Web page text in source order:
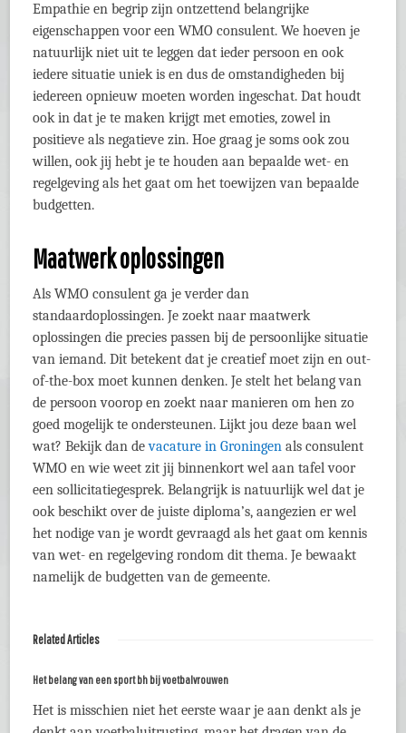
Empathie en begrip zijn ontzettend belangrijke
eigenschappen voor een WMO consulent. We hoeven je
natuurlijk niet uit te leggen dat ieder persoon en ook
iedere situatie uniek is en dus de omstandigheden bij
iedereen opnieuw moeten worden ingeschat. Dat houdt
ook in dat je te maken krijgt met emoties, zowel in
positieve als negatieve zin. Hoe graag je soms ook zou
willen, ook jij hebt je te houden aan bepaalde wet- en
regelgeving als het gaat om het toewijzen van bepaalde
budgetten.
Maatwerk oplossingen
Als WMO consulent ga je verder dan
standaardoplossingen. Je zoekt naar maatwerk
oplossingen die precies passen bij de persoonlijke situatie
van iemand. Dit betekent dat je creatief moet zijn en out-
of-the-box moet kunnen denken. Je stelt het belang van
de persoon voorop en zoekt naar manieren om hen zo
goed mogelijk te ondersteunen. Lijkt jou deze baan wel
wat? Bekijk dan devacature in Groningen als consulent
WMO en wie weet zit jij binnenkort wel aan tafel voor
een sollicitatiegesprek. Belangrijk is natuurlijk wel dat je
ook beschikt over de juiste diploma’s, aangezien er wel
het nodige van je wordt gevraagd als het gaat om kennis
van wet- en regelgeving rondom dit thema. Je bewaakt
namelijk de budgetten van de gemeente.
Related Articles
Het belang van een sport bh bij voetbalvrouwen
Het is misschien niet het eerste waar je aan denkt als je